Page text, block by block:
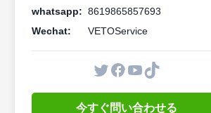
whatsapp: 8619865857693
Wechat:
VETOService
今すぐ問い合わせる